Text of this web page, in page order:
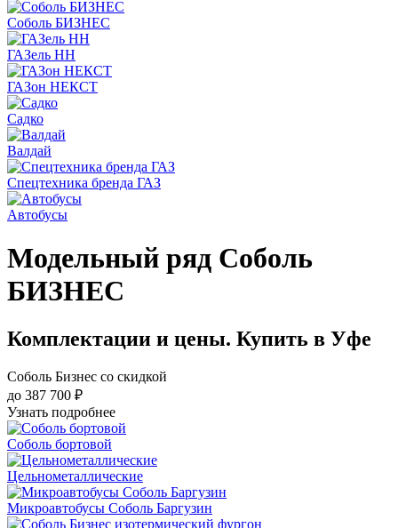
Соболь БИЗНЕС
ГАЗель НН
ГАЗон НЕКСТ
Садко
Валдай
Спецтехника бренда ГАЗ
Автобусы
Модельный ряд Соболь
БИЗНЕС
Комплектации и цены. Купить в Уфе
Соболь Бизнес со скидкой
до 387 700 ₽
Узнать подробнее
Соболь бортовой
Цельнометаллические
Микроавтобусы Соболь Баргузин